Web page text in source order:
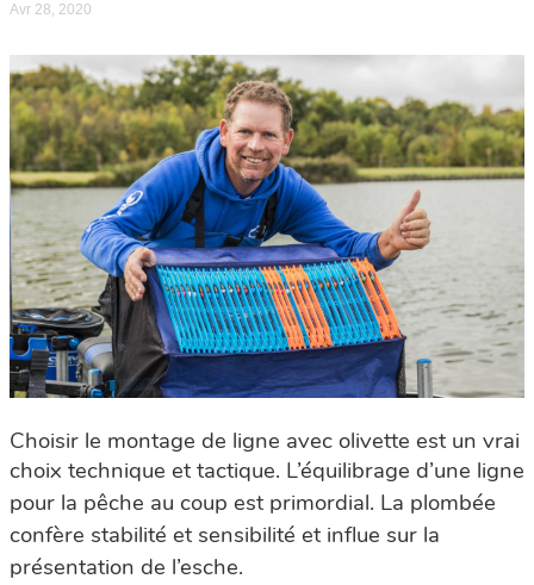
Avr 28, 2020
Choisir le montage de ligne avec olivette est un vrai
choix technique et tactique. L’équilibrage d’une ligne
pour la pêche au coup est primordial. La plombée
confère stabilité et sensibilité et influe sur la
présentation de l’esche.